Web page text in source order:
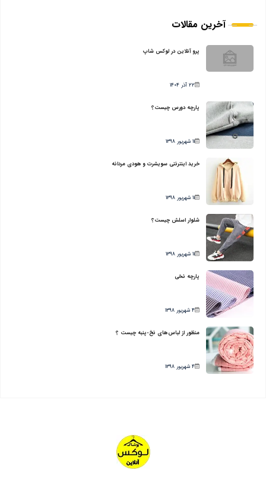
آخرین مقالات
پرو آنلاین در لوکس شاپ
22 آذر 1404
پارچه دورس چیست؟
11 شهریور 1398
خرید اینترنتی سویشرت و هودی مردانه
11 شهریور 1398
شلوار اسلش چیست؟
11 شهریور 1398
پارچه نخی
4 شهریور 1398
منظور از لباس‌های نخ-پنبه چیست ؟
4 شهریور 1398